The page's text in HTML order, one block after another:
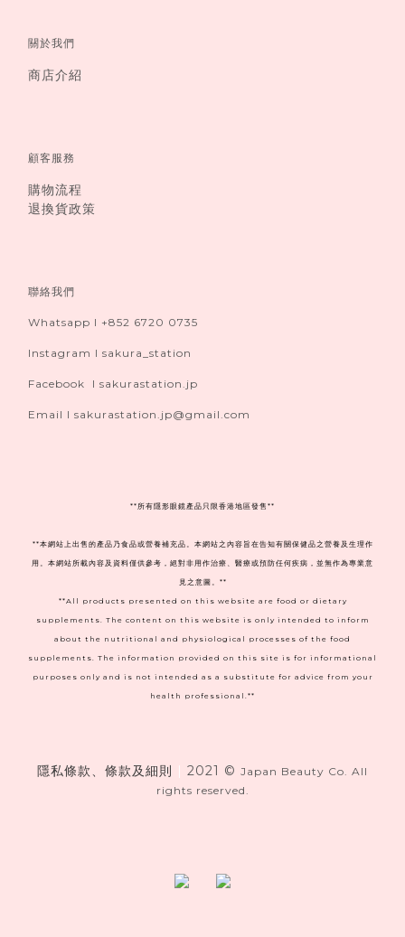
關於我們
商店介紹
顧客服務
購物流程
退換貨政策
聯絡我們
Whatsapp I +852 6720 0735
Instagram I sakura_station
Facebook I sakurastation.jp
Email I sakurastation.jp@gmail.com
** 所有隱形眼鏡產品只限香港地區發售**
**本網站上出售的產品乃食品或營養補充品。本網站之內容旨在告知有關保健品之營養及生理作
用。本網站所載內容及資料僅供參考，絕對非用作治療、醫療或預防任何疾病，並無作為專業意
見之意圖。**
**All products presented on this website are food or dietary
supplements. The content on this website is only intended to inform
about the nutritional and physiological processes of the food
supplements. The information provided on this site is for informational
purposes only and is not intended as a substitute for advice from your
health professional.**
隱私條款、條款及細則 2021 © Japan Beauty Co. All
rights reserved.